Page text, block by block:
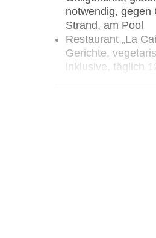
notwendig, gegen
Strand, am Pool
Restaurant „La
Gerichte,
inklusive, täglich